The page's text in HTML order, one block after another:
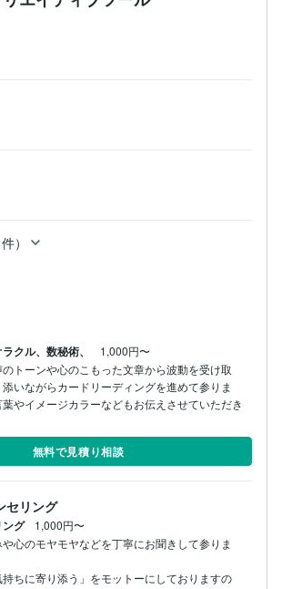
）
クル、数秘術、
1,000円〜
トーンや心のこもった文章から波動を受け取
いながらカードリーディングを進めて参りま
やイメージカラーなどもお伝えさせていただき
無料で見積り相談
セリング
ング
1,000円〜
心のモヤモヤなどを丁寧にお聞きして参りま
ちに寄り添う」をモットーにしておりますの